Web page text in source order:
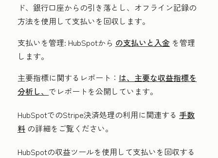
ド、銀行口座からの引き落とし、オフライン記録の
方法を使用して支払いを回収します。
支払いを管理: HubSpotから の支払いと入金 を管理
します。
主要指標に関するレポート： は、主要な収益指標を
分析し、 でレポートを公開しています。
HubSpotでのStripe決済処理の利用に関連する 手数
料 の詳細をご覧ください。
HubSpotの収益ツールを使用して支払いを回収する